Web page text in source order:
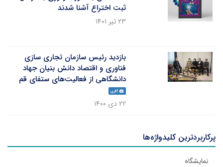
ثبت اختراع آشنا شدند
۲۳ تیر ۱۴۰۱
بازدید رئیس سازمان تجاری سازی
فناوری و اقتصاد دانش بنیان جهاد
دانشگاهی از فعالیت‌های ستفای قم
گالری
۲۲ دی ۱۴۰۰
پرکاربردترین کلیدواژه‌ها
نمایشگاه